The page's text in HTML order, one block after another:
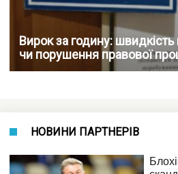
Вирок за годину:
чи порушення правової
НОВИНИ ПАРТНЕРІВ